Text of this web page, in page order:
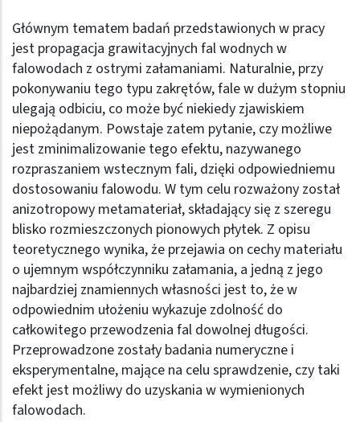
Głównym tematem badań przedstawionych w pracy
jest propagacja grawitacyjnych fal wodnych w
falowodach z ostrymi załamaniami. Naturalnie, przy
pokonywaniu tego typu zakrętów, fale w dużym stopniu
ulegają odbiciu, co może być niekiedy zjawiskiem
niepożądanym. Powstaje zatem pytanie, czy możliwe
jest zminimalizowanie tego efektu, nazywanego
rozpraszaniem wstecznym fali, dzięki odpowiedniemu
dostosowaniu falowodu. W tym celu rozważony został
anizotropowy metamateriał, składający się z szeregu
blisko rozmieszczonych pionowych płytek. Z opisu
teoretycznego wynika, że przejawia on cechy materiału
o ujemnym współczynniku załamania, a jedną z jego
najbardziej znamiennych własności jest to, że w
odpowiednim ułożeniu wykazuje zdolność do
całkowitego przewodzenia fal dowolnej długości.
Przeprowadzone zostały badania numeryczne i
eksperymentalne, mające na celu sprawdzenie, czy taki
efekt jest możliwy do uzyskania w wymienionych
falowodach.